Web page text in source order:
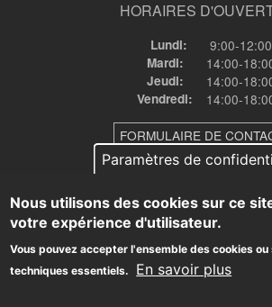
rénovation
vestiaires
stade
de
football
HORAIRES
Lundi: 9:00-12:00
Mardi: 14:00-
Jeudi: 14:00-
Vendredi: 14:00-
FORMULAIRE DE
© Commune de Landevieille •mentions-
confidentialité•🔒
Paramètres de
Nous utilisons des cookies sur ce
votre expérience d'utilisateur.
Vous pouvez accepter l'ensemble des cookies
techniques essentiels.
En savoir plus